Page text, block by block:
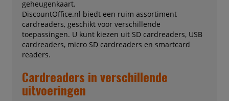
geheugenkaart.
DiscountOffice.nl biedt een ruim assortiment
cardreaders, geschikt voor verschillende
toepassingen. U kunt kiezen uit SD cardreaders, USB
cardreaders, micro SD cardreaders en smartcard
readers.
Cardreaders in verschillende
uitvoeringen